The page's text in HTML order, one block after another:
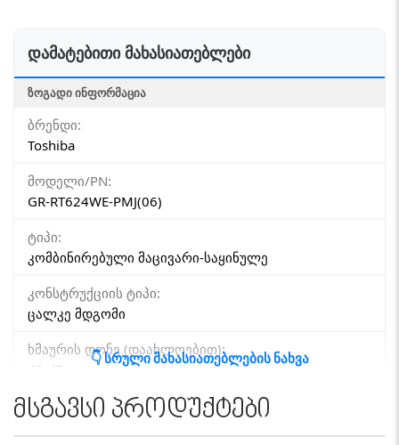
დამატებითი მახასიათებლები
ᲖᲝᲒᲐᲓᲘ ᲘᲜᲤᲝᲠᲛᲐᲪᲘᲐ
ბრენდი:
Toshiba
მოდელი/PN:
GR-RT624WE-PMJ(06)
ტიპი:
კომბინირებული მაცივარი-საყინულე
კონსტრუქციის ტიპი:
ცალკე მდგომი
ხმაურის დონე (დაახლოებით):
43 dB
ᲛᲐᲪᲘᲕᲠᲘᲡ ᲛᲐᲮᲐᲡᲘᲐᲗᲔᲑᲚᲔᲑᲘ
კარების რაოდენობა:
👇 სრული მახასიათებლების ნახვა
მსგავსი პროდუქტები